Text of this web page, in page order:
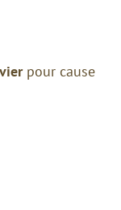
pour cause